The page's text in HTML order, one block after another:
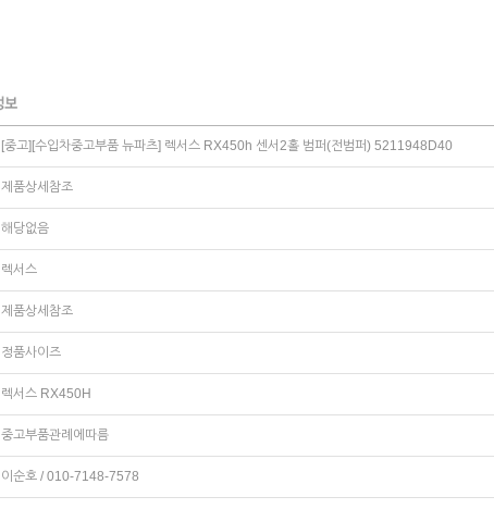
[중고][수입차중고부품 뉴파츠] 렉서스 RX450h 센서2홀 범퍼(전범퍼) 5211948D40
제품상세참조
해당없음
렉서스
제품상세참조
정품사이즈
렉서스 RX450H
중고부품관례에따름
이순호 / 010-7148-7578